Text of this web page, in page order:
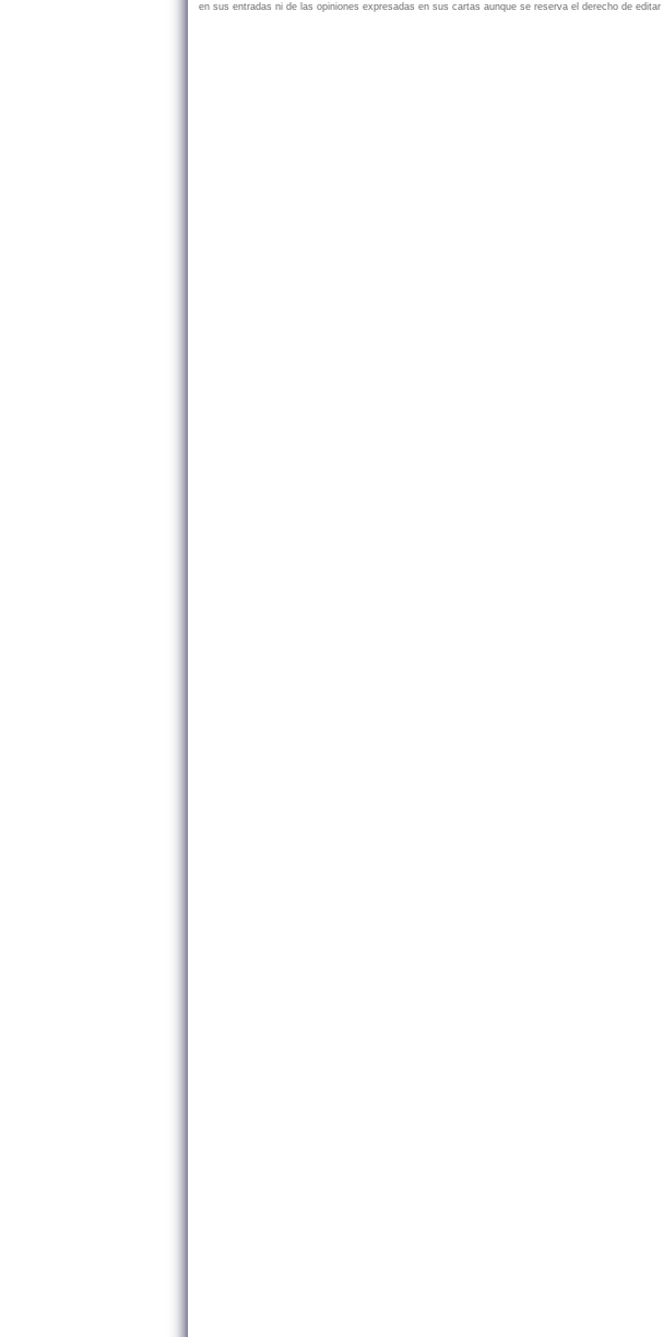
en sus entradas ni de las opiniones expresadas en sus cartas aunque se reserva el derecho de editar